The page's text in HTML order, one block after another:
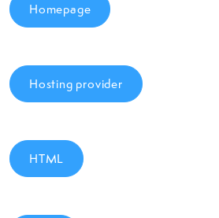
Homepage
Hosting provider
HTML